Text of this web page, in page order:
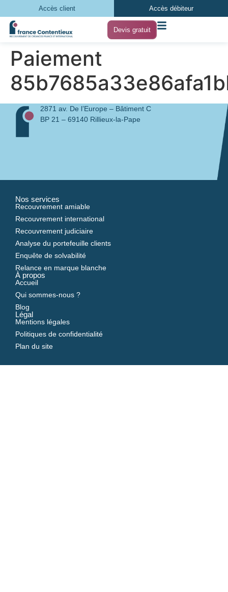
Accès client Accès débiteur
Devis gratuit
Paiement
2871 av. De l’Europe – Bâtiment C
BP 21 – 69140 Rillieux-la-Pape
Nos services
Recouvrement amiable
Recouvrement international
Recouvrement judiciaire
Analyse du portefeuille clients
Enquête de solvabilité
Relance en marque blanche
À propos
Accueil
Qui sommes-nous ?
Blog
Légal
Mentions légales
Politiques de confidentialité
Plan du site